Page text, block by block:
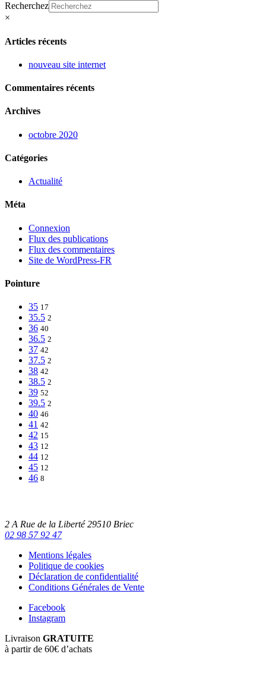
Recherchez
×
Articles récents
nouveau site internet
Commentaires récents
Archives
octobre 2020
Catégories
Actualité
Méta
Connexion
Flux des publications
Flux des commentaires
Site de WordPress-FR
Pointure
35 17
35.5 2
36 40
36.5 2
37 42
37.5 2
38 42
38.5 2
39 52
39.5 2
40 46
41 42
42 15
43 12
44 12
45 12
46 8
2 A Rue de la Liberté 29510 Briec
02 98 57 92 47
Mentions légales
Politique de cookies
Déclaration de confidentialité
Conditions Générales de Vente
Facebook
Instagram
Livraison GRATUITE
à partir de 60€ d’achats